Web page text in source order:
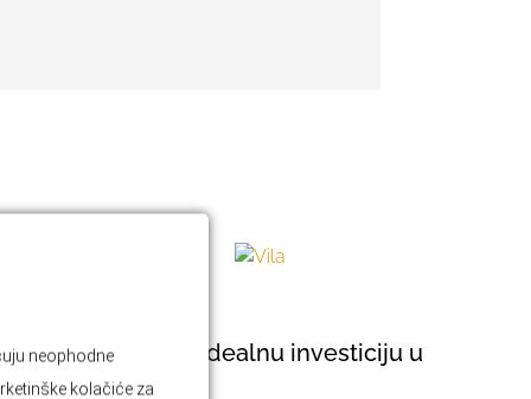
Kako prepoznati idealnu investiciju u
neophodne
kolačiće za